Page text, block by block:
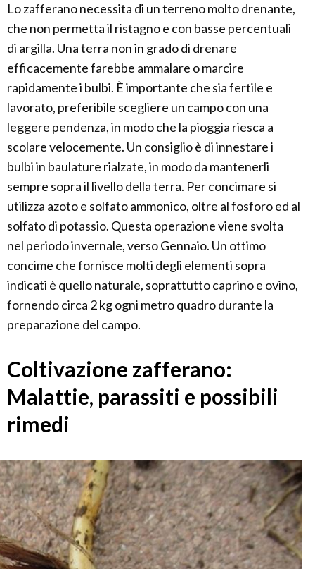
Lo zafferano necessita di un terreno molto drenante,
che non permetta il ristagno e con basse percentuali
di argilla. Una terra non in grado di drenare
efficacemente farebbe ammalare o marcire
rapidamente i bulbi. È importante che sia fertile e
lavorato, preferibile scegliere un campo con una
leggere pendenza, in modo che la pioggia riesca a
scolare velocemente. Un consiglio è di innestare i
bulbi in baulature rialzate, in modo da mantenerli
sempre sopra il livello della terra. Per concimare si
utilizza azoto e solfato ammonico, oltre al fosforo ed al
solfato di potassio. Questa operazione viene svolta
nel periodo invernale, verso Gennaio. Un ottimo
concime che fornisce molti degli elementi sopra
indicati è quello naturale, soprattutto caprino e ovino,
fornendo circa 2 kg ogni metro quadro durante la
preparazione del campo.
Coltivazione zafferano:
Malattie, parassiti e possibili
rimedi